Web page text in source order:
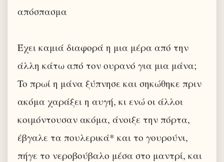
απόσπασμα
Έχει καμιά διαφορά η μια μέρα από την
άλλη κάτω από τον ουρανό για μια μάνα;
To πρωί η μάνα ξύπνησε και σηκώθηκε πριν
ακόμα χαράξει η αυγή, κι ενώ οι άλλοι
κοιμόντουσαν ακόμα, άνοιξε την πόρτα,
έβγαλε τα πουλερικά* και το γουρούνι,
πήγε το νεροβούβαλο μέσα στο μαντρί, και